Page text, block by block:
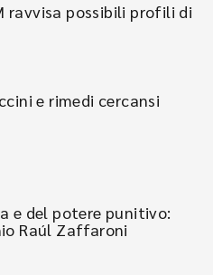
ravvisa possibili profili di
e rimedi cercansi
e del potere punitivo:
Raúl Zaffaroni